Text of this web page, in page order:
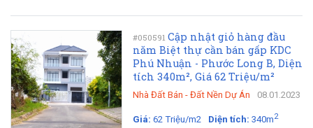
#050591 Cập nhật giỏ hàng đầu
năm Biệt thự cần bán gấp KDC
Phú Nhuận - Phước Long B, Diện
tích 340m², Giá 62 Triệu/m²
Nhà Đất Bán - Đất Nền Dự Án 08.01.2023
Giá: 62 Triệu/m2 Diện tích: 340m2